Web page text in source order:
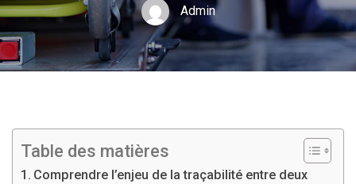
Admin
Table des matières
Comprendre l’enjeu de la traçabilité entre deux